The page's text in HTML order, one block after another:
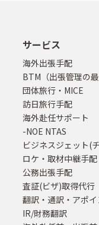
サービス
海外出張手配
BTM（出張管理の最
団体旅行・MICE
訪日旅行手配
海外赴任サポート
-NOE NTAS
ビジネスジェット(
ロケ・取材中継手配
公務出張手配
査証(ビザ)取得代行
翻訳・通訳・アポ
IR/財務翻訳